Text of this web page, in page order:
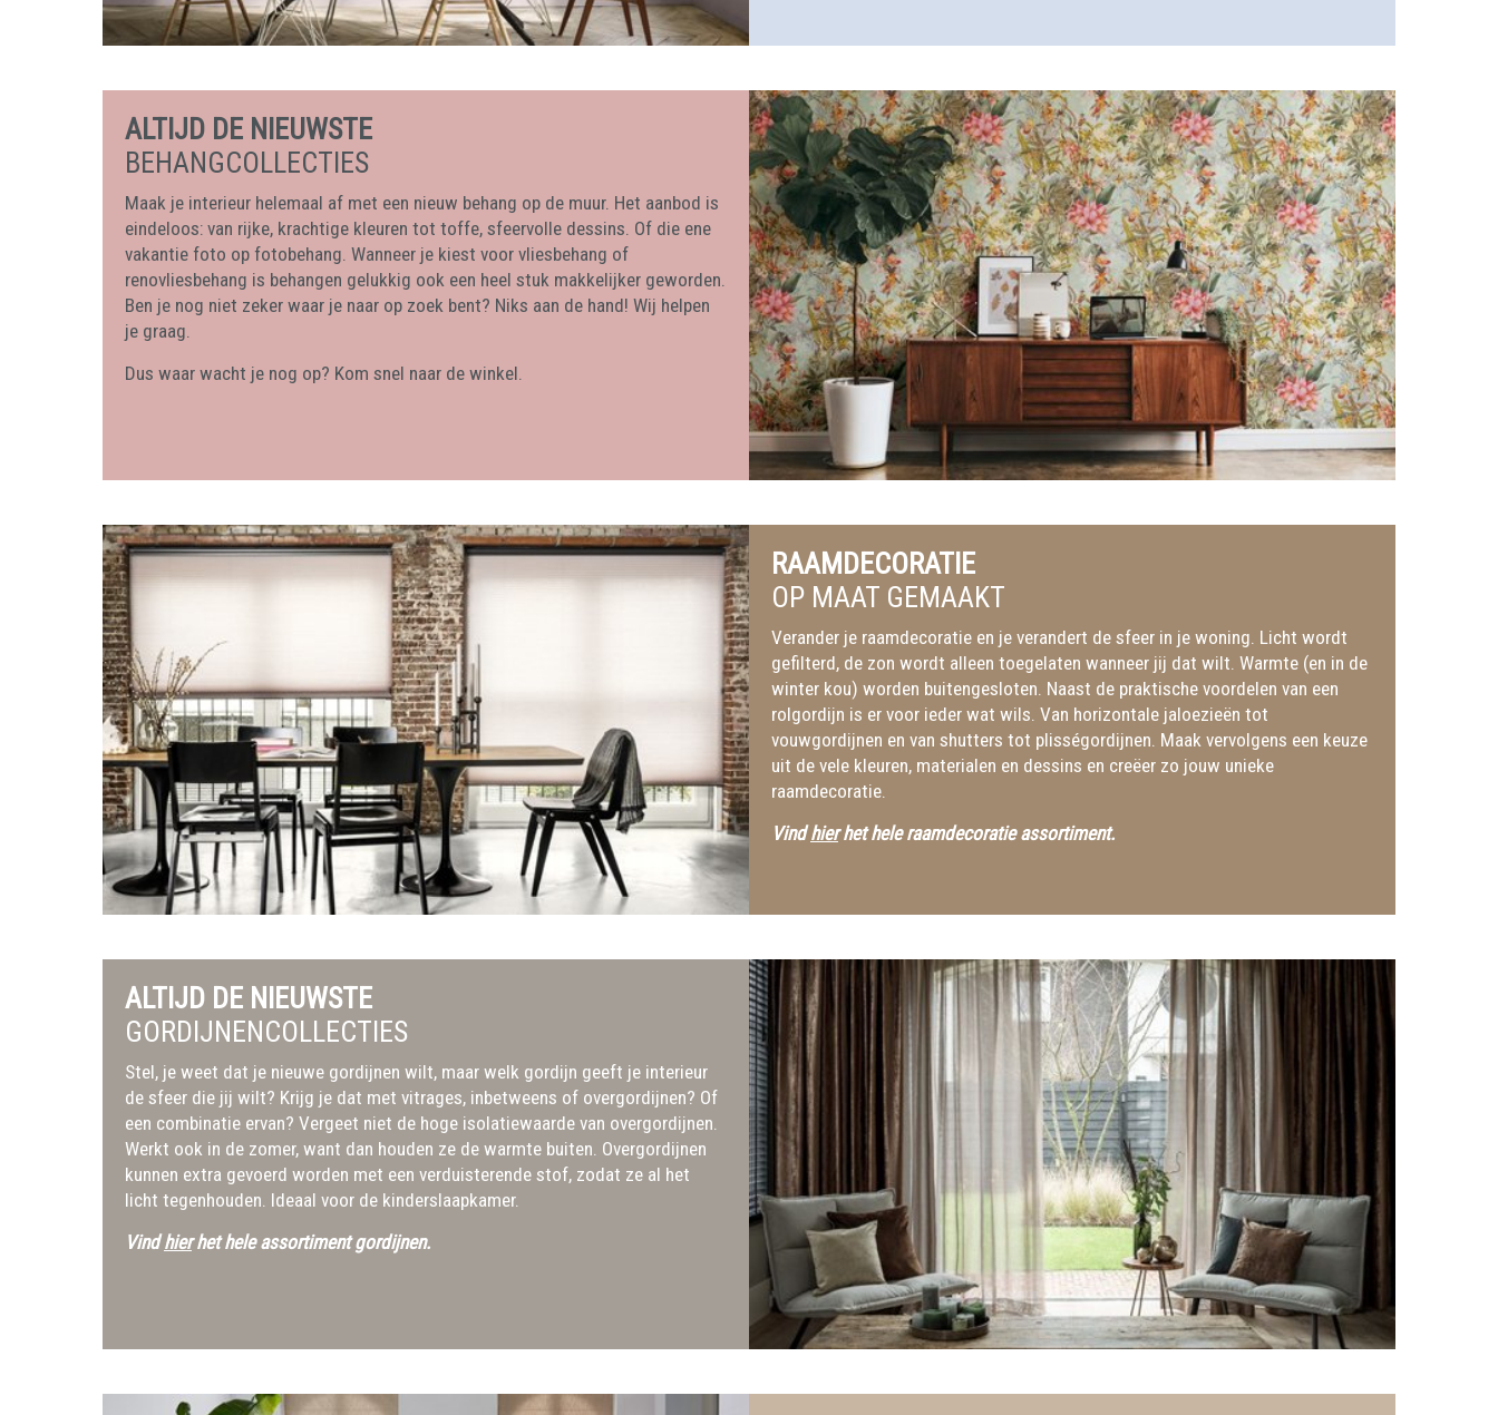
ALTIJD DE NIEUWSTE
BEHANGCOLLECTIES
Maak je interieur helemaal af met een nieuw behang op de muur. Het aanbod is
eindeloos: van rijke, krachtige kleuren tot toffe, sfeervolle dessins. Of die ene
vakantie foto op fotobehang. Wanneer je kiest voor vliesbehang of
renovliesbehang is behangen gelukkig ook een heel stuk makkelijker geworden.
Ben je nog niet zeker waar je naar op zoek bent? Niks aan de hand! Wij helpen
je graag.
Dus waar wacht je nog op? Kom snel naar de winkel.
RAAMDECORATIE
OP MAAT GEMAAKT
Verander je raamdecoratie en je verandert de sfeer in je woning. Licht wordt
gefilterd, de zon wordt alleen toegelaten wanneer jij dat wilt. Warmte (en in de
winter kou) worden buitengesloten. Naast de praktische voordelen van een
rolgordijn is er voor ieder wat wils. Van horizontale jaloezieën tot
vouwgordijnen en van shutters tot plisségordijnen. Maak vervolgens een keuze
uit de vele kleuren, materialen en dessins en creëer zo jouw unieke
raamdecoratie.
Vindhierhet hele raamdecoratie assortiment.
ALTIJD DE NIEUWSTE
GORDIJNENCOLLECTIES
Stel, je weet dat je nieuwe gordijnen wilt, maar welk gordijn geeft je interieur
de sfeer die jij wilt? Krijg je dat met vitrages, inbetweens of overgordijnen? Of
een combinatie ervan? Vergeet niet de hoge isolatiewaarde van overgordijnen.
Werkt ook in de zomer, want dan houden ze de warmte buiten. Overgordijnen
kunnen extra gevoerd worden met een verduisterende stof, zodat ze al het
licht tegenhouden. Ideaal voor de kinderslaapkamer.
Vindhierhet hele assortiment gordijnen.